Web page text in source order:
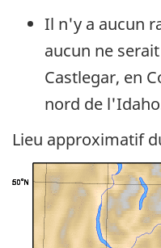
Il n'y a aucun
aucun ne
Castlegar, en
nord de
Lieu approximatif